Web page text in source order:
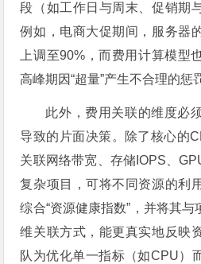
段（如工作日与周末、促销期
例如，电商大促期间，服务器
上调至90%，而费用计算模型
高峰期因“超量”产生不合理的惩
此外，费用关联的维度必
导致的片面决策。除了核心的
关联网络带宽、存储IOPS、
复杂项目，可将不同资源的利
综合“资源健康指数”，并将其
维关联方式，能更真实地反映
队为优化单一指标（如CPU）